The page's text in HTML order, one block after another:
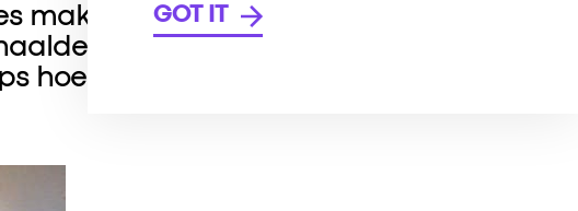
maken het verschil.
uit de YouTube
hoe…
GOT IT